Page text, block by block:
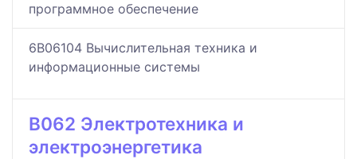
программное обеспечение
6B06104 Вычислительная техника и
информационные системы
B062 Электротехника и
электроэнергетика